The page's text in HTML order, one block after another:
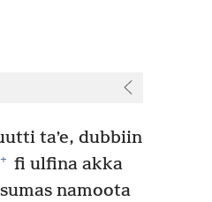
taʼe, dubbiin
+ fi ulfina akka
namoota